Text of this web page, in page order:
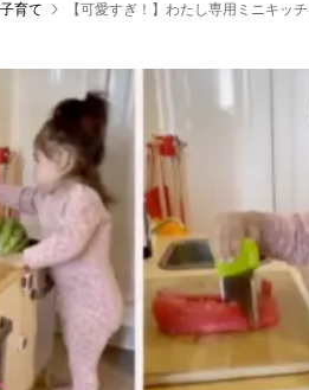
育て 【可愛すぎ！】わたし専用ミニキッ